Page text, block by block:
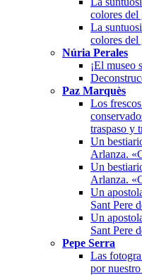
colores
La
colores
Núria Perales
¡El museo
Paz Marquès
Los
traspaso y
Un
Arlanza.
Un
Arlanza.
Un
Sant Pere
Un
Sant Pere
Pepe Serra
Las
por